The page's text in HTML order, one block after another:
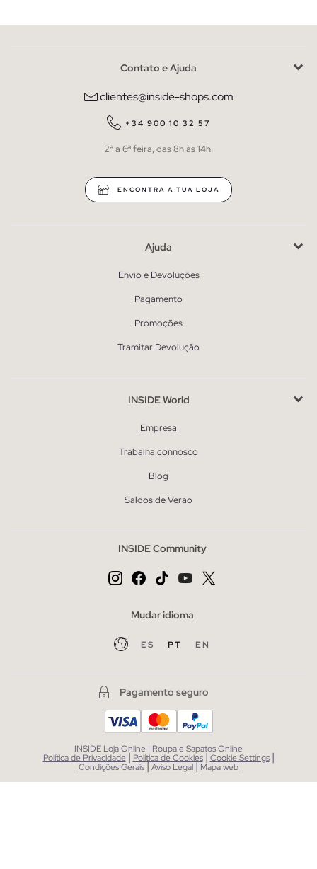
Contato e Ajuda
clientes@inside-shops.com
+34 900 10 32 57
2ª a 6ª feira, das 8h às 14h.
ENCONTRA A TUA LOJA
Ajuda
Envio e Devoluções
Pagamento
Promoções
Tramitar Devolução
INSIDE World
Empresa
Trabalha connosco
Blog
Saldos de Verão
INSIDE Community
Mudar idioma
ES PT EN
Pagamento seguro
INSIDE Loja Online | Roupa e Sapatos Online
Política de Privacidade | Política de Cookies | Cookie Settings |
Condições Gerais|Aviso Legal| Mapa web